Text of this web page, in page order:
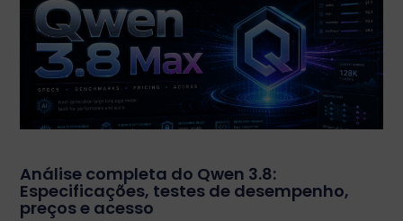
Análise completa do Qwen 3.8:
Especificações, testes de desempenho,
preços e acesso